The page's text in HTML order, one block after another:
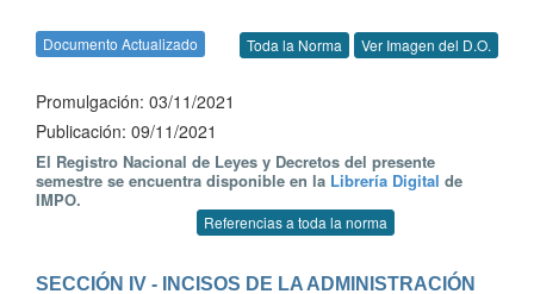
Documento Actualizado Toda la Norma Ver Imagen del D.O.
Promulgación: 03/11/2021
Publicación: 09/11/2021
El Registro Nacional de Leyes y Decretos del presente
semestre se encuentra disponible en la Librería Digital de
IMPO.
Referencias a toda la norma
SECCIÓN IV - INCISOS DE LA ADMINISTRACIÓN